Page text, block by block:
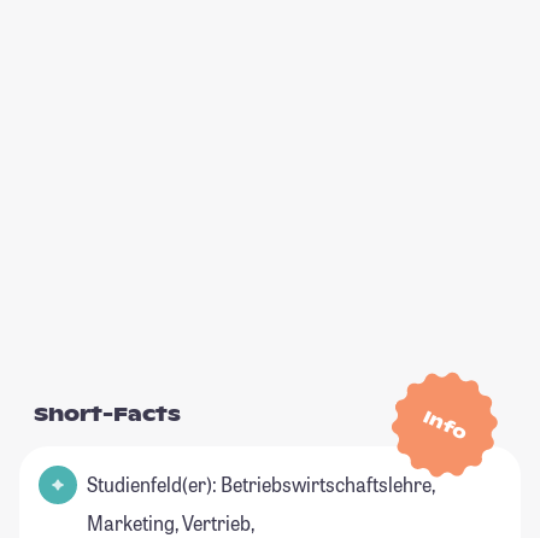
Info
Short-Facts
Studienfeld(er): Betriebswirtschaftslehre,
Marketing, Vertrieb,